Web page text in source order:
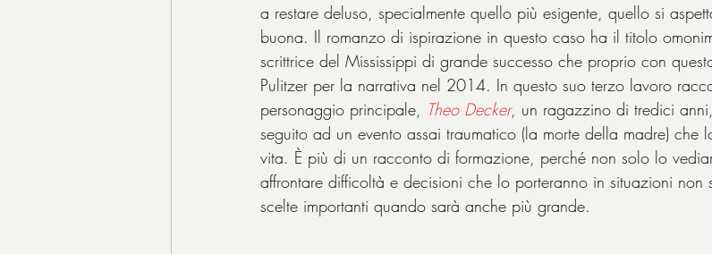
a restare deluso, specialmente quello più esigente, quello si
buona. Il romanzo di ispirazione in questo caso ha il titolo
scrittrice del Mississippi di grande successo che proprio con
Pulitzer per la narrativa nel 2014. In questo suo terzo lavoro
personaggio principale,
Theo Decker, un ragazzino di tredici
seguito ad un evento assai traumatico (la morte della madre) che
vita. È più di un racconto di formazione, perché non solo lo
affrontare difficoltà e decisioni che lo porteranno in situazioni
scelte importanti quando sarà anche più grande.